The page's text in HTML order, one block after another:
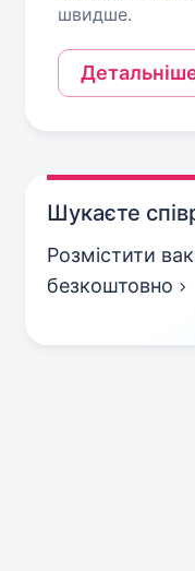
швидше.
Шукаєте
Розмістити
безкоштовно